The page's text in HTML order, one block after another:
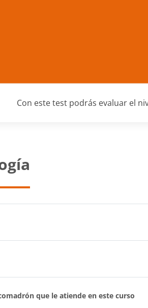
Con este test podrás evaluar el
que le atiende en este curso